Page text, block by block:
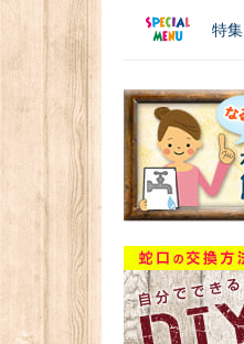
特集